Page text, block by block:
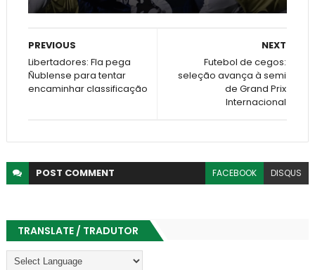
NEXT
Futebol de cegos:
seleção avança à semi
de Grand Prix
Internacional
PREVIOUS
Libertadores: Fla pega
Ñublense para tentar
encaminhar classificação
POST COMMENT FACEBOOK DISQUS
TRANSLATE / TRADUTOR